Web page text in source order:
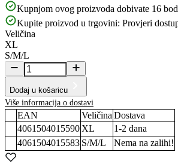
Kupnjom ovog proizvoda dobivate 16
Kupite proizvod u trgovini: Provjeri
Veličina
XL
S/M/L
Dodaj u košaricu
Više informacija o dostavi
EAN Veličina Dostava
4061504015590 XL 1-2 dana
4061504015583 S/M/L Nema na zalihi!